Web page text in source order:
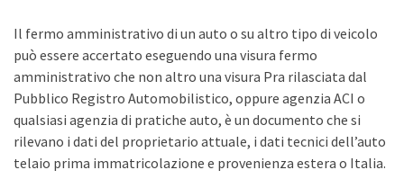
Il fermo amministrativo di un auto o su altro tipo di veicolo
può essere accertato eseguendo una visura fermo
amministrativo che non altro una visura Pra rilasciata dal
Pubblico Registro Automobilistico, oppure agenzia ACI o
qualsiasi agenzia di pratiche auto, è un documento che si
rilevano i dati del proprietario attuale, i dati tecnici dell’auto
telaio prima immatricolazione e provenienza estera o Italia.